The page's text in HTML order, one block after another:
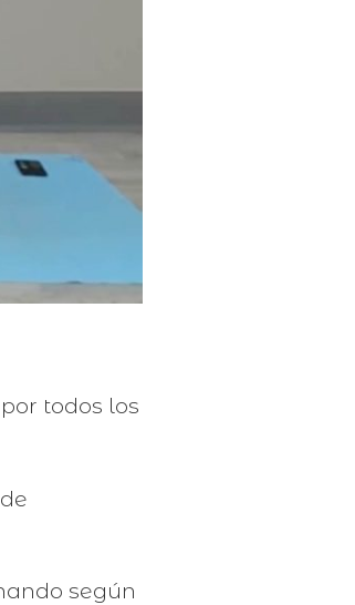
por todos los
según